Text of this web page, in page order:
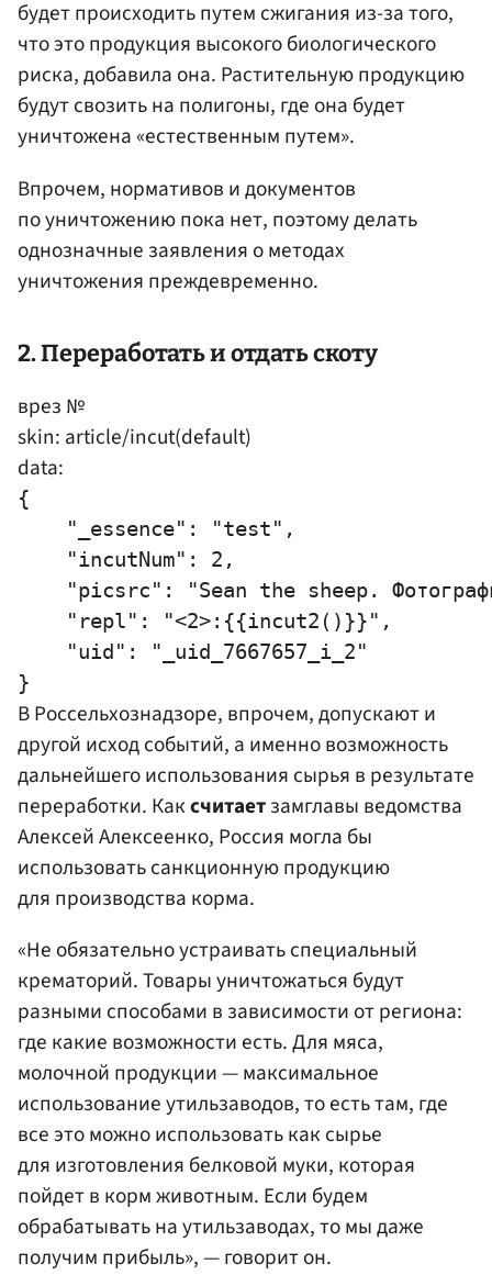
будет происходить путем сжигания из-за того,
что это продукция высокого биологического
риска, добавила она. Растительную продукцию
будут свозить на полигоны, где она будет
уничтожена «естественным путем».
Впрочем, нормативов и документов
по уничтожению пока нет, поэтому делать
однозначные заявления о методах
уничтожения преждевременно.
2. Переработать и отдать скоту
врез №
skin: article/incut(default)
data:
{
    "_essence": "test",
    "incutNum": 2,
"picsrc": "Sean the sheep.
    "repl": "<2>:{{incut2()}}",
    "uid": "_uid_7667657_i_2"
ВРоссельхознадзоре, впрочем, допускают и
другой исход событий, а именно возможность
дальнейшего использования сырья в результате
переработки. Каксчитаетзамглавы ведомства
Алексей Алексеенко, Россия могла бы
использовать санкционную продукцию
для производства корма.
«Не обязательно устраивать специальный
крематорий. Товары уничтожаться будут
разными способами в зависимости от региона:
где какие возможности есть. Для мяса,
молочной продукции — максимальное
использование утильзаводов, то есть там, где
все это можно использовать как сырье
для изготовления белковой муки, которая
пойдет в корм животным. Если будем
обрабатывать на утильзаводах, то мы даже
получим прибыль», — говорит он.